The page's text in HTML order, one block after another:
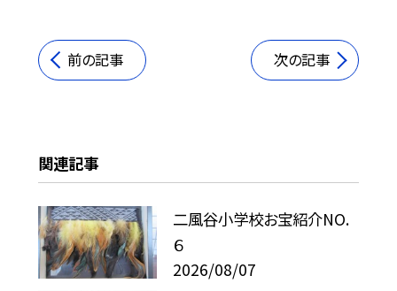
前の記事 次の記事
関連記事
二風谷小学校お宝紹介NO.
６
2026/08/07